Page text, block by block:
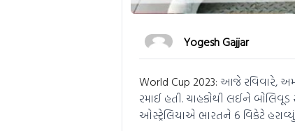
Yogesh Gajjar
World Cup 2023: આજે રવિવારે,
રમાઈ હતી. ચાહકોથી લઈને બોલિવૂડ
ઓસ્ટ્રેલિયાએ ભારતને 6 વિકેટે